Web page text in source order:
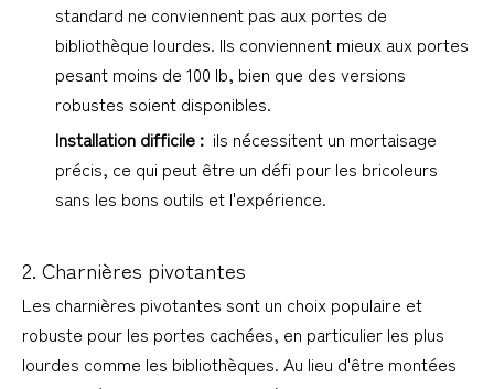
standard ne conviennent pas aux portes de
bibliothèque lourdes. Ils conviennent mieux aux portes
pesant moins de 100 lb, bien que des versions
robustes soient disponibles.
Installation difficile : ils nécessitent un mortaisage
précis, ce qui peut être un défi pour les bricoleurs
sans les bons outils et l'expérience.
2. Charnières pivotantes
Les charnières pivotantes sont un choix populaire et
robuste pour les portes cachées, en particulier les plus
lourdes comme les bibliothèques. Au lieu d'être montées